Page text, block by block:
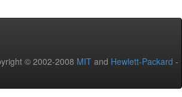
© 2002-2008 MIT and Hewlett-Packard -